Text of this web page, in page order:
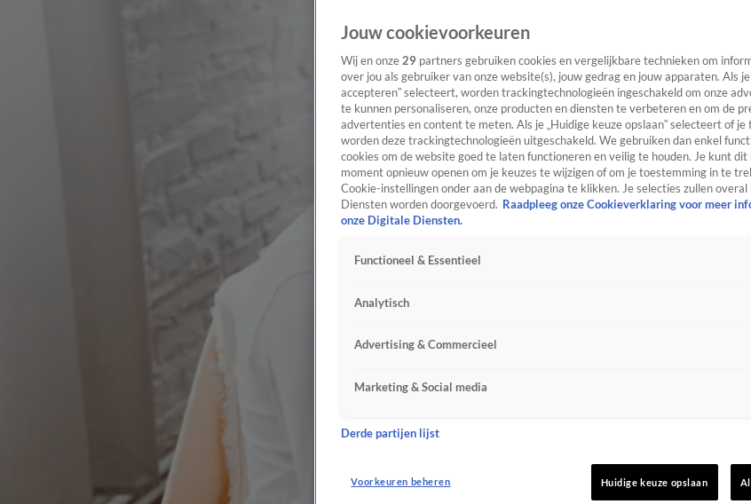
Jouw cookievoorkeuren
Wij en onze 29 partners gebruiken cookies en vergelijkbare technieken om
over jou als gebruiker van onze website(s), jouw gedrag en jouw apparaten. Als je
accepteren” selecteert, worden trackingtechnologieën ingeschakeld om onze
te kunnen personaliseren, onze producten en diensten te verbeteren en om de
advertenties en content te meten. Als je „Huidige keuze opslaan” selecteert of
worden deze trackingtechnologieën uitgeschakeld. We gebruiken dan enkel
cookies om de website goed te laten functioneren en veilig te houden. Je kunt dit
moment opnieuw openen om je keuzes te wijzigen of om je toestemming in te
Cookie-instellingen onder aan de webpagina te klikken. Je selecties zullen
Diensten worden doorgevoerd. Raadpleeg onze Cookieverklaring voor meer
onze Digitale Diensten.
Functioneel & Essentieel
Analytisch
Advertising & Commercieel
Marketing & Social media
Derde partijen lijst
Voorkeuren beheren Huidige keuze opslaan